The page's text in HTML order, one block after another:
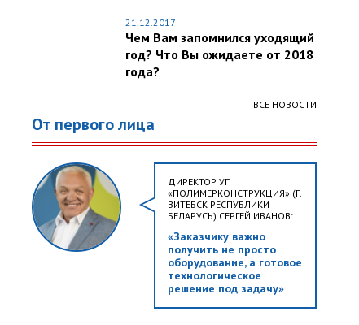
21.12.2017
Чем Вам запомнился уходящий
год? Что Вы ожидаете от 2018
года?
ВСЕ НОВОСТИ
От первого лица
ДИРЕКТОР УП
«ПОЛИМЕРКОНСТРУКЦИЯ» (Г.
ВИТЕБСК РЕСПУБЛИКИ
БЕЛАРУСЬ) СЕРГЕЙ ИВАНОВ:
«Заказчику важно
получить не просто
оборудование, а готовое
технологическое
решение под задачу»